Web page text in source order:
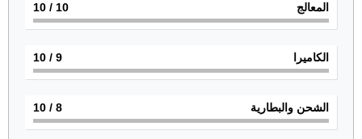
المعالج 10
/ 10
الكاميرا 9
/ 10
الشحن والبطارية 8
/ 10